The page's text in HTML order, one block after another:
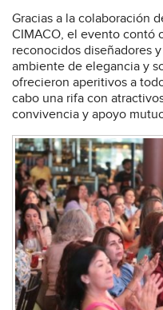
Gracias a la colaboración
CIMACO, el evento contó
reconocidos diseñadores
ambiente de elegancia y
ofrecieron aperitivos a
cabo una rifa con
convivencia y apoyo